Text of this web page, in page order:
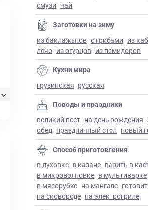
смузи чай
Заготовки на зиму
из баклажанов с грибами из
лечо из огурцов из помидоров
Кухни мира
грузинская русская
Поводы и праздники
великий пост на день рождения
обед праздничный стол новый
Способ приготовления
в духовке в казане варить в
в микроволновке в мультиварке
в мясорубке на мангале
на сковороде на электрогриле